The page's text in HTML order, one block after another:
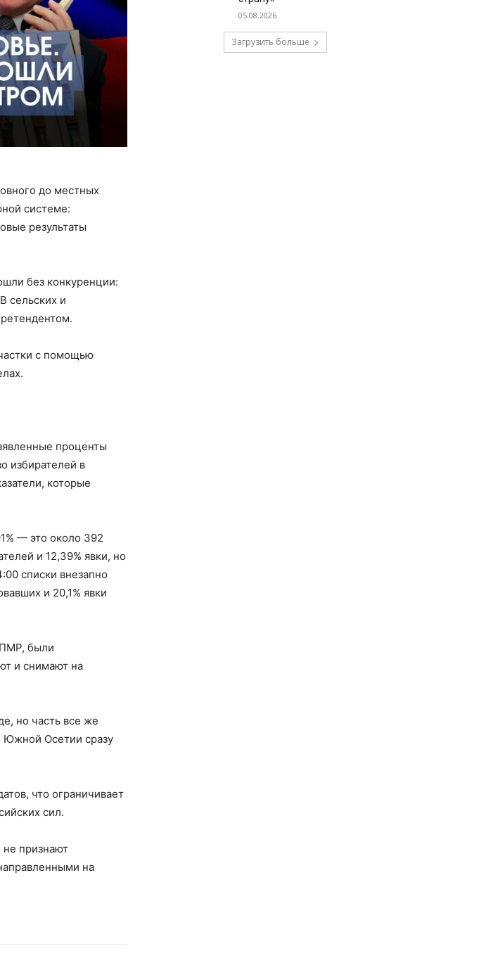
до местных
системе:
результаты
без конкуренции:
сельских и
с помощью
проценты
избирателей в
которые
— это около 392
и 12,39% явки, но
списки внезапно
и 20,1% явки
были
и снимают на
но часть все же
Южной Осетии сразу
что ограничивает
сил.
признают
на
05.08.2026
Загрузить больше